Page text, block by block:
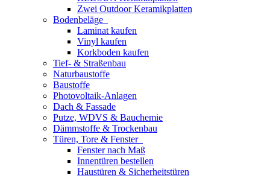
Zwei Outdoor Keramikplatten
Bodenbeläge
Laminat kaufen
Vinyl kaufen
Korkboden kaufen
Tief- & Straßenbau
Naturbaustoffe
Baustoffe
Photovoltaik-Anlagen
Dach & Fassade
Putze, WDVS & Bauchemie
Dämmstoffe & Trockenbau
Türen, Tore & Fenster
Fenster nach Maß
Innentüren bestellen
Haustüren & Sicherheitstüren